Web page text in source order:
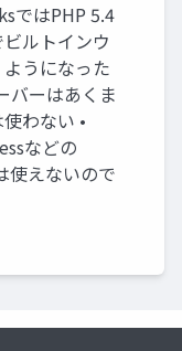
ではPHP 5.4
ルトインウ
うになった
バーはあくま
わない •
などの
使えないので